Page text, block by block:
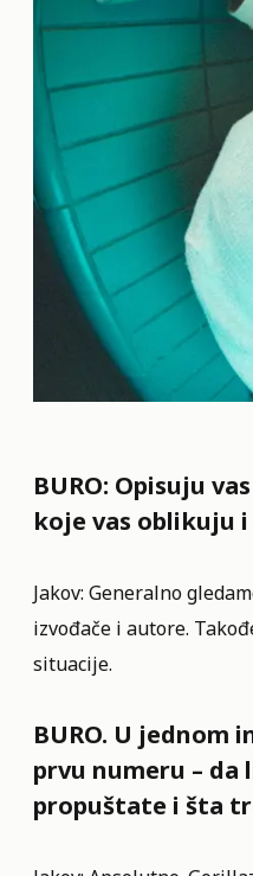
BURO: Opisuju
koje vas oblikuju i
Jakov: Generalno
izvođače i autore.
situacije.
BURO. U jednom
prvu numeru – da
propuštate i šta